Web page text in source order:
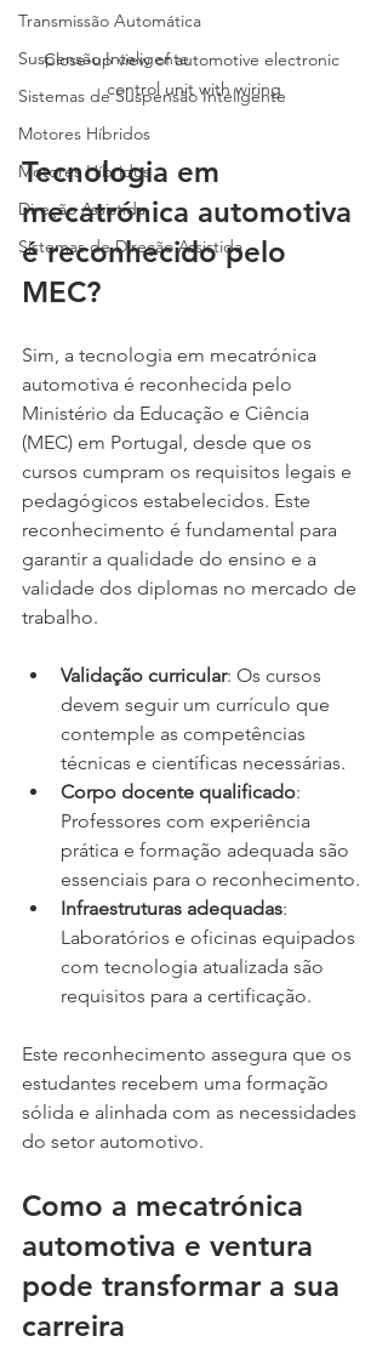
Transmissão Automática
Suspensão Inteligente
Sistemas de Suspensão Inteligente
Motores Híbridos
Motores Híbridos
Direção Assistida
Sistemas de Direção Assistida
Close-up view of automotive electronic
control unit with wiring
Tecnologia em
mecatrónica automotiva
é reconhecido pelo
MEC?
Sim, a tecnologia em mecatrónica
automotiva é reconhecida pelo
Ministério da Educação e Ciência
(MEC) em Portugal, desde que os
cursos cumpram os requisitos legais e
pedagógicos estabelecidos. Este
reconhecimento é fundamental para
garantir a qualidade do ensino e a
validade dos diplomas no mercado de
trabalho.
Validação curricular: Os cursos
devem seguir um currículo que
contemple as competências
técnicas e científicas necessárias.
Corpo docente qualificado:
Professores com experiência
prática e formação adequada são
essenciais para o reconhecimento.
Infraestruturas adequadas:
Laboratórios e oficinas equipados
com tecnologia atualizada são
requisitos para a certificação.
Este reconhecimento assegura que os
estudantes recebem uma formação
sólida e alinhada com as necessidades
do setor automotivo.
Como a mecatrónica
automotiva e ventura
pode transformar a sua
carreira